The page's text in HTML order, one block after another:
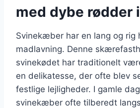
med dybe rødder
Svinekæber har en lang og rig
madlavning. Denne
svinekødet har traditionelt
en delikatesse, der ofte blev
festlige lejligheder. I gamle
svinekæber ofte tilberedt